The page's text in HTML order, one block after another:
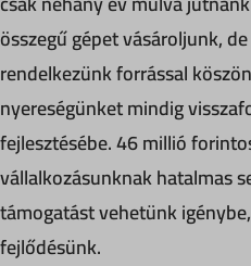
összegű gépet vásároljunk,
rendelkezünk forrással
nyereségünket mindig
fejlesztésébe. 46 millió
vállalkozásunknak hatalmas
támogatást vehetünk
fejlődésünk.